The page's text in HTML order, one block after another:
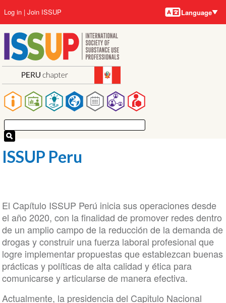
to
main
content
Main
navigation
User
account
menu
Log in Join ISSUP Language
ISSUP Peru
El Capítulo ISSUP Perú inicia sus operaciones desde
el año 2020, con la finalidad de promover redes dentro
de un amplio campo de la reducción de la demanda de
drogas y construir una fuerza laboral profesional que
logre implementar propuestas que establezcan buenas
prácticas y políticas de alta calidad y ética para
comunicarse y articularse de manera efectiva.
Actualmente, la presidencia del Capitulo Nacional